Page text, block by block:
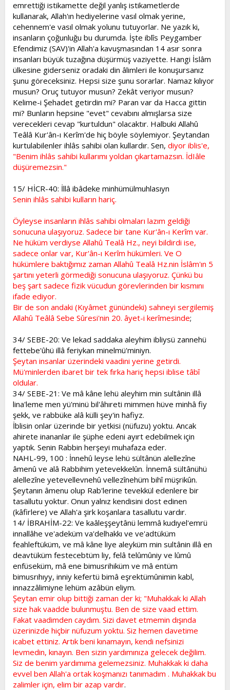
emrettiği istikamette değil yanlış istikametlerde
kullanarak, Allah'ın hediyelerine vasıl olmak yerine,
cehennem'e vasıl olmak yolunu tutuyorlar. Ne yazık ki,
insanların çoğunluğu bu durumda. İşte iblîs Peygamber
Efendimiz (SAV)'in Allah'a kavuşmasından 14 asır sonra
insanları büyük tuzağına düşürmüş vaziyette. Hangi İslâm
ülkesine giderseniz oradaki din âlimleri ile konuşursanız
şunu göreceksiniz. Hepsi size şunu sorarlar. Namaz kılıyor
musun? Oruç tutuyor musun? Zekât veriyor musun?
Kelime-i Şehadet getirdin mi? Paran var da Hacca gittin
mi? Bunların hepsine "evet" cevabını almışlarsa size
verecekleri cevap "kurtuldun" olacaktır. Halbuki Allahû
Teâlâ Kur'ân-ı Kerîm'de hiç böyle söylemiyor. Şeytandan
kurtulabilenler ihlâs sahibi olan kullardır. Sen, diyor iblis'e,
"Benim ihlâs sahibi kullarımı yoldan çıkartamazsın. İdIâle
düşüremezsin."
15/ HİCR-40: İllâ ibâdeke minhümülmuhlasıyn
Senin ihlâs sahibi kulların hariç.
Öyleyse insanların ihlâs sahibi olmaları lazım geldiği
sonucuna ulaşıyoruz. Sadece bir tane Kur'ân-ı Kerîm var.
Ne hüküm verdiyse Allahû Tealâ Hz., neyi bildirdi ise,
sadece onlar var, Kur'ân-ı Kerîm hükümleri. Ve O
hükümlere baktığımız zaman Allahû Tealâ Hz.nin İslâm'ın 5
şartını yeterli görmediği sonucuna ulaşıyoruz. Çünkü bu
beş şart sadece fizik vücudun görevlerinden bir kısmını
ifade ediyor.
Bir de son andaki (Kıyâmet günündeki) sahneyi sergilemiş
Allahû Teâlâ Sebe Sûresi'nin 20. âyet-i kerîmesinde;
34/ SEBE-20: Ve lekad saddaka aleyhim ibliysü zannehü
fettebe'ûhü illâ feriykan minelmü'miniyn.
Şeytan insanlar üzerindeki vaadini yerine getirdi.
Mü'minlerden ibaret bir tek fırka hariç hepsi iblise tâbî
oldular.
34/ SEBE-21: Ve mâ kâne lehü aleyhim min sultânin illâ
lina'leme men yü'minü bil'âhıreti mimmen hüve minhâ fiy
şekk, ve rabbüke alâ külli şey'in hafiyz.
İblisin onlar üzerinde bir yetkisi (nüfuzu) yoktu. Ancak
ahirete inananlar ile şüphe edeni ayırt edebilmek için
yaptık. Senin Rabbin herşeyi muhafaza eder.
NAHL-99, 100 : İnnehû leyse lehü sültânün alellezîne
âmenû ve alâ Rabbihim yetevekkelûn. İnnemâ sültânühü
alellezîne yetevellevnehû vellezînehüm bihî müşrikûn.
Şeytanın âmenu olup Rab'lerine tevekkül edenlere bir
tasallutu yoktur. Onun yalnız kendisini dost edinen
(kâfirlere) ve Allah'a şirk koşanlara tasallutu vardır.
14/ İBRAHİM-22: Ve kaâleşşeytânü lemmâ kudıyel'emrü
innallâhe ve'adeküm va'delhakkı ve ve'adtüküm
feahleftüküm, ve mâ kâne liye aleyküm min sultânin illâ en
deavtüküm festecebtüm liy, felâ telûmûniy ve lûmû
enfüseküm, mâ ene bimusrihiküm ve mâ entüm
bimusrıhıyy, inniy kefertü bimâ eşrektümûnimin kabl,
innazzâlimiyne lehüm azâbün eliym.
Şeytan emir olup bittiği zaman der ki; "Muhakkak ki Allah
size hak vaadde bulunmuştu. Ben de size vaad ettim.
Fakat vaadimden caydım. Sizi davet etmemin dışında
üzerinizde hiçbir nüfuzum yoktu. Siz hemen davetime
icabet ettiniz. Artık beni kınamayın, kendi nefsinizi
levmedin, kınayın. Ben sizin yardımınıza gelecek değilim.
Siz de benim yardımıma gelemezsiniz. Muhakkak ki daha
evvel ben Allah'a ortak koşmanızı tanımadım . Muhakkak bu
zalimler için, elim bir azap vardır.